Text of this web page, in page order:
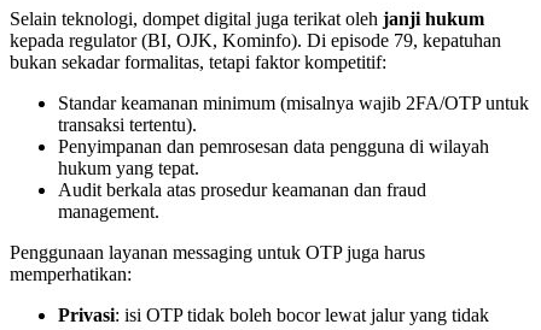
Selain teknologi, dompet digital juga terikat oleh janji hukum
kepada regulator (BI, OJK, Kominfo). Di episode 79, kepatuhan
bukan sekadar formalitas, tetapi faktor kompetitif:
Standar keamanan minimum (misalnya wajib 2FA/OTP untuk
transaksi tertentu).
Penyimpanan dan pemrosesan data pengguna di wilayah
hukum yang tepat.
Audit berkala atas prosedur keamanan dan fraud
management.
Penggunaan layanan messaging untuk OTP juga harus
memperhatikan:
Privasi: isi OTP tidak boleh bocor lewat jalur yang tidak